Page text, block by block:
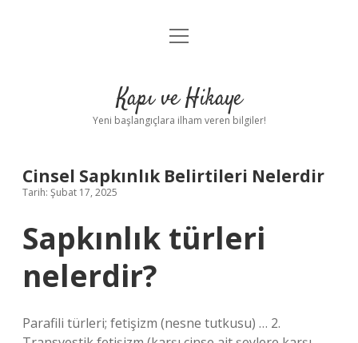
Anasayfa
Yasal Uyarı
menüyü
Kapı ve Hikaye
Yeni başlangıçlara ilham veren bilgiler!
Cinsel Sapkınlık Belirtileri Nelerdir
Tarih: Şubat 17, 2025
Sapkınlık türleri
nelerdir?
Parafili türleri; fetişizm (nesne tutkusu) … 2.